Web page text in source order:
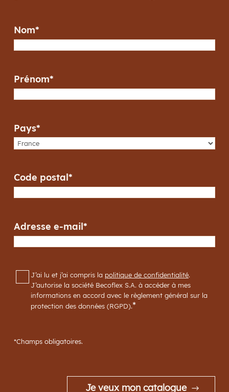
Nom*
Prénom*
Pays*
Code postal*
Adresse e-mail*
RGPD*
J’ai lu et j’ai compris la politique de confidentialité.
J’autorise la société Becoflex S.A. à accéder à mes
informations en accord avec le règlement général sur la
protection des données (RGPD).*
*Champs obligatoires.
Je veux mon catalogue